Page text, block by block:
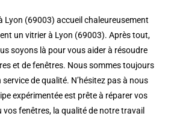
Lyon (69003) accueil chaleureusement
un vitrier à Lyon (69003). Après tout,
soyons là pour vous aider à résoudre
et de fenêtres. Nous sommes toujours
de qualité. N’hésitez pas à nous
expérimentée est prête à réparer vos
vos fenêtres, la qualité de notre travail